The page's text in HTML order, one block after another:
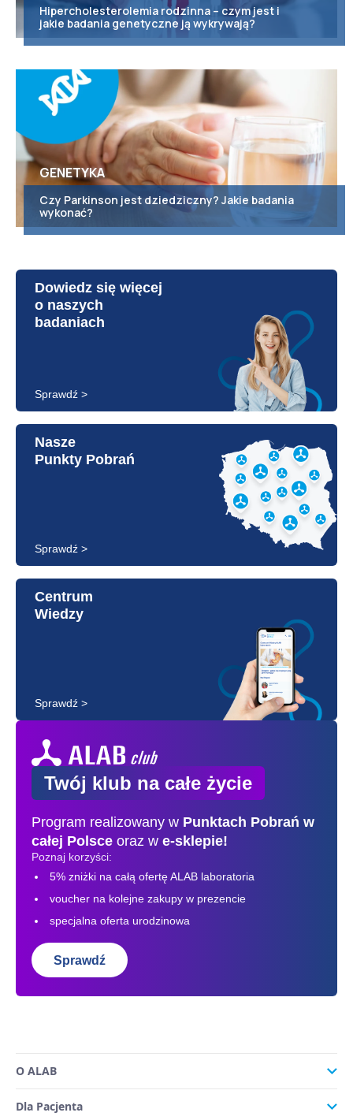
Hipercholesterolemia rodzinna – czym jest i
jakie badania genetyczne ją wykrywają?
GENETYKA
Czy Parkinson jest dziedziczny? Jakie badania
wykonać?
Dowiedz się więcej
o naszych
badaniach
Sprawdź >
Nasze
Punkty Pobrań
Sprawdź >
Centrum
Wiedzy
Sprawdź >
Twój klub na całe życie
Program realizowany w Punktach Pobrań w
całej Polsce oraz w e-sklepie!
Poznaj korzyści:
5% zniżki na całą ofertę ALAB laboratoria
voucher na kolejne zakupy w prezencie
specjalna oferta urodzinowa
Sprawdź
O ALAB
Dla Pacjenta